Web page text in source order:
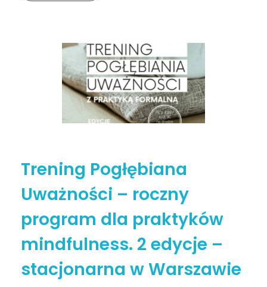
Trening Pogłębiana
Uważności – roczny
program dla praktyków
mindfulness. 2 edycje –
stacjonarna w Warszawie